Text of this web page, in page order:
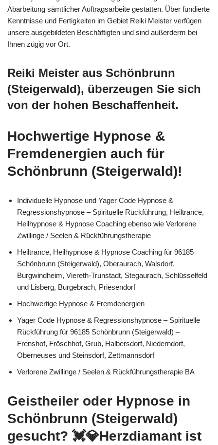
Abarbeitung sämtlicher Auftragsarbeite gestatten. Über fundierte
Kenntnisse und Fertigkeiten im Gebiet Reiki Meister verfügen
unsere ausgebildeten Beschäftigten und sind außerderm bei
Ihnen zügig vor Ort.
Reiki Meister aus Schönbrunn
(Steigerwald), überzeugen Sie sich
von der hohen Beschaffenheit.
Hochwertige Hypnose &
Fremdenergien auch für
Schönbrunn (Steigerwald)!
Individuelle Hypnose und Yager Code Hypnose &
Regressionshypnose – Spirituelle Rückführung, Heiltrance,
Heilhypnose & Hypnose Coaching ebenso wie Verlorene
Zwillinge / Seelen & Rückführungstherapie
Heiltrance, Heilhypnose & Hypnose Coaching für 96185
Schönbrunn (Steigerwald), Oberaurach, Walsdorf,
Burgwindheim, Viereth-Trunstadt, Stegaurach, Schlüsselfeld
und Lisberg, Burgebrach, Priesendorf
Hochwertige Hypnose & Fremdenergien
Yager Code Hypnose & Regressionshypnose – Spirituelle
Rückführung für 96185 Schönbrunn (Steigerwald) –
Frenshof, Fröschhof, Grub, Halbersdorf, Niederndorf,
Oberneuses und Steinsdorf, Zettmannsdorf
Verlorene Zwillinge / Seelen & Rückführungstherapie BA
Geistheiler oder Hypnose in
Schönbrunn (Steigerwald)
gesucht? 💓️💎Herzdiamant ist